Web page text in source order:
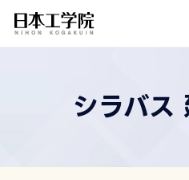
シラバス